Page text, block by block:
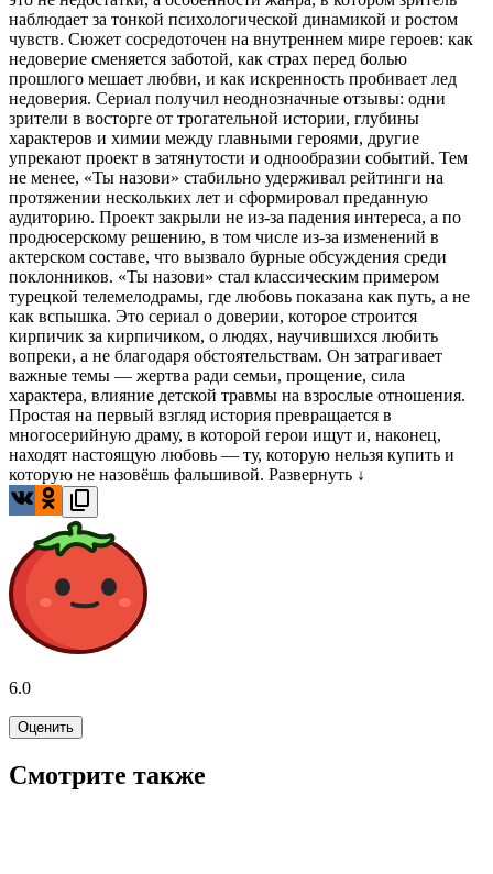
наблюдает за тонкой психологической динамикой и ростом
чувств. Сюжет сосредоточен на внутреннем мире героев: как
недоверие сменяется заботой, как страх перед болью
прошлого мешает любви, и как искренность пробивает лед
недоверия. Сериал получил неоднозначные отзывы: одни
зрители в восторге от трогательной истории, глубины
характеров и химии между главными героями, другие
упрекают проект в затянутости и однообразии событий. Тем
не менее, «Ты назови» стабильно удерживал рейтинги на
протяжении нескольких лет и сформировал преданную
аудиторию. Проект закрыли не из-за падения интереса, а по
продюсерскому решению, в том числе из-за изменений в
актерском составе, что вызвало бурные обсуждения среди
поклонников. «Ты назови» стал классическим примером
турецкой телемелодрамы, где любовь показана как путь, а не
как вспышка. Это сериал о доверии, которое строится
кирпичик за кирпичиком, о людях, научившихся любить
вопреки, а не благодаря обстоятельствам. Он затрагивает
важные темы — жертва ради семьи, прощение, сила
характера, влияние детской травмы на взрослые отношения.
Простая на первый взгляд история превращается в
многосерийную драму, в которой герои ищут и, наконец,
находят настоящую любовь — ту, которую нельзя купить и
которую не назовёшь фальшивой. Развернуть ↓
6.0
Оценить
Смотрите также